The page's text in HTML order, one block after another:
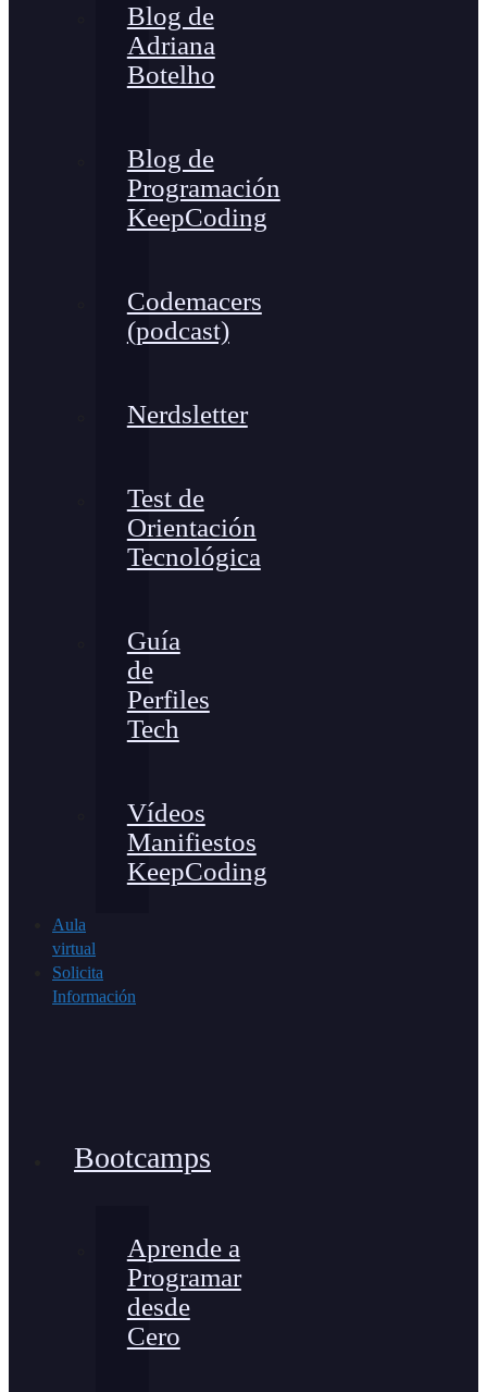
Blog de
Adriana
Botelho
Blog de
Programación
KeepCoding
Codemacers
(podcast)
Nerdsletter
Test de
Orientación
Tecnológica
Guía
de
Perfiles
Tech
Vídeos
Manifiestos
KeepCoding
Aula
virtual
Solicita
Información
Bootcamps
Aprende a
Programar
desde
Cero